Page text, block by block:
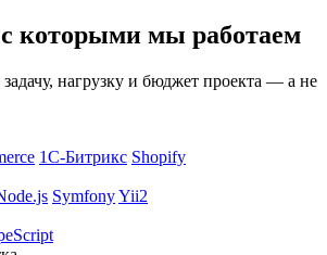
которыми мы работаем
нагрузку и бюджет проекта — а не
1С-Битрикс Shopify
SymfonyYii2